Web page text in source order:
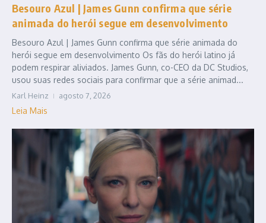
Besouro Azul | James Gunn confirma que série
animada do herói segue em desenvolvimento
Besouro Azul | James Gunn confirma que série animada do
herói segue em desenvolvimento Os fãs do herói latino já
podem respirar aliviados. James Gunn, co-CEO da DC Studios,
usou suas redes sociais para confirmar que a série animad...
Karl Heinz agosto 7, 2026
Leia Mais